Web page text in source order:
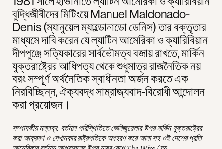
বুদ্ধিজীবীদের মিটিংয়ে Manuel Maldonado-
Denis (ম্যানুয়েল ম্যাল্ডোনাডো ডেনিস) তার বক্তৃতার
মাধ্যমে দাবি করেন যে ল্যাটিন আমেরিকা ও ক্যারিবিয়ান
দীপপুঞ্জে সত্যিকারের সার্বভৌমত্ব বজায় রাখতে, মার্কিন
যুক্তরাষ্ট্রের আধিপত্য থেকে শুধুমাত্র রাজনৈতিক নয়
বরং সম্পূর্ণ অর্থনৈতিক স্বাধীনতা অর্জন করতে এক
নিরবিচ্ছিন্ন, ঐক্যবদ্ধ সাম্রাজ্যবাদ-বিরোধী আন্দোলন
করা প্রয়োজন।
সম্পাদকীয় মন্তব্য: বর্তমান পরিস্থিতিতে ভেনিজুয়েলার উপর মার্কিন যুক্তরাষ্ট্রের
করা আক্রমণ ও সেখানকার রাষ্ট্রপতিকে অপহরণ করে আনা সহ ওই দেশের প্রতি